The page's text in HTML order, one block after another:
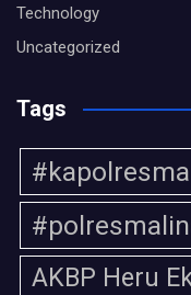
Technology
Uncategorized
Tags
AKBP Heru